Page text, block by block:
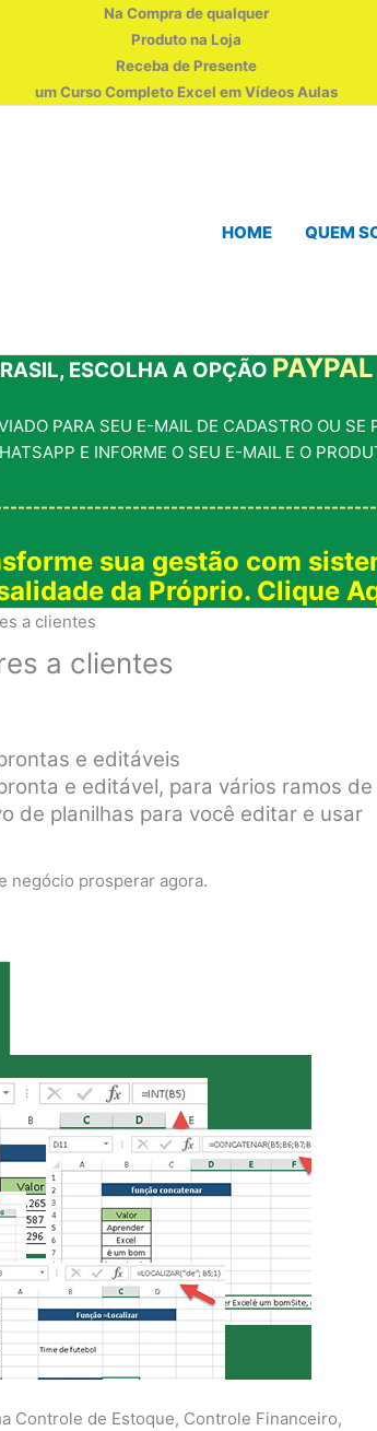
Na Compra de qualquer
Produto na Loja
Receba de Presente
um Curso Completo Excel em Vídeos Aulas
HOME QUEM
ESCOLHA A OPÇÃO PAYPAL
PARA SEU E-MAIL DE CADASTRO OU SE
E INFORME O SEU E-MAIL E O
sua gestão com
da Próprio. Clique
a clientes
a clientes
e editáveis
e editável, para vários ramos de
de planilhas para você editar e usar
negócio prosperar agora.
Controle de Estoque, Controle Financeiro,